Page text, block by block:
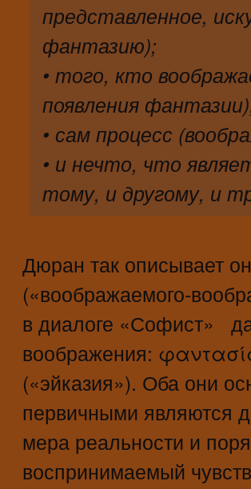
представленное,
фантазию);
• того, кто
появления
• сам процесс
• и нечто, что
тому, и другому, и
Дюран так описывает
(«воображаемого-
в диалоге «Софист»
воображения:
(«эйказия»). Оба они
первичными являются
мера реальности и
воспринимаемый